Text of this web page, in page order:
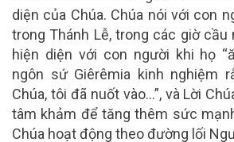
diện của Chúa. Chúa nói với con
trong Thánh Lễ, trong các giờ cầu
hiện diện với con người khi họ
ngôn sứ Giêrêmia kinh nghiệm
Chúa, tôi đã nuốt vào…”, và Lời
tâm khảm để tăng thêm sức
Chúa hoạt động theo đường lối